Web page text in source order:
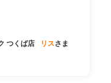
つくば店 リスさま